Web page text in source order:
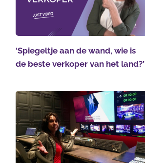
‘Spiegeltje aan de wand, wie is
de beste verkoper van het land?’